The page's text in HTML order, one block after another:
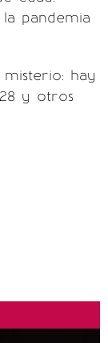
pandemia
misterio: hay
y otros